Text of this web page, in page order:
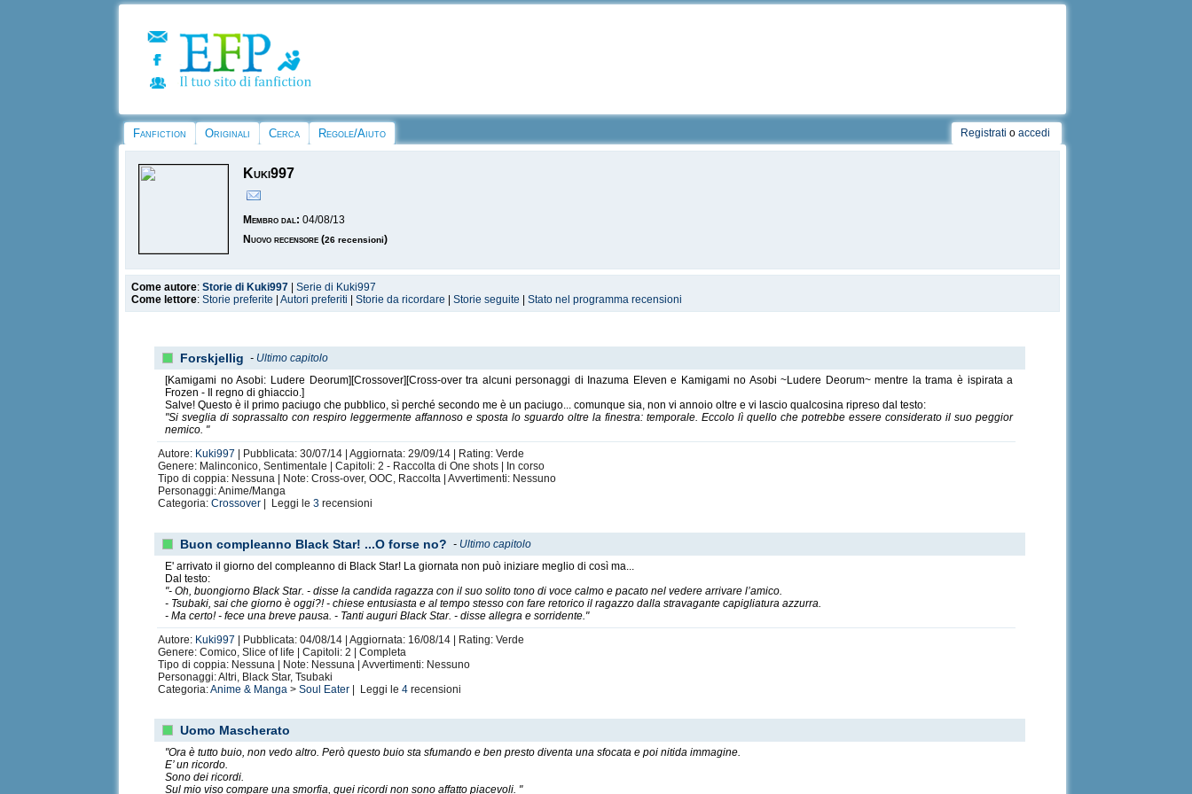
Fanfiction Originali Cerca Regole/Aiuto Registrati o accedi
Kuki997
Membro dal: 04/08/13
Nuovo recensore (26 recensioni)
Come autore:Storie di Kuki997 |Serie di Kuki997
Come lettore:Storie preferite |Autori preferiti |Storie da ricordare |Storie seguite |Stato nel programma recensioni
Forskjellig - Ultimo capitolo
[Kamigami no Asobi: Ludere Deorum][Crossover][Cross-over tra alcuni personaggi di Inazuma Eleven e Kamigami no Asobi ~Ludere Deorum~ mentre la trama è ispirata a
Frozen - Il regno di ghiaccio.]
Salve! Questo è il primo paciugo che pubblico, sì perché secondo me è un paciugo... comunque sia, non vi annoio oltre e vi lascio qualcosina ripreso dal testo:
"Si sveglia di soprassalto con respiro leggermente affannoso e sposta lo sguardo oltre la finestra: temporale. Eccolo lì quello che potrebbe essere considerato il suo peggior
nemico. "
Autore: Kuki997
| Pubblicata: 30/07/14 | Aggiornata: 29/09/14 | Rating: Verde
Genere: Malinconico, Sentimentale | Capitoli: 2 - Raccolta di One shots | In corso
Tipo di coppia: Nessuna | Note: Cross-over, OOC, Raccolta | Avvertimenti: Nessuno
Personaggi: Anime/Manga
Categoria:Crossover | Leggi le3 recensioni
Buon compleanno Black Star! ...O forse no? - Ultimo capitolo
E' arrivato il giorno del compleanno di Black Star! La giornata non può iniziare meglio di così ma...
Dal testo:
"- Oh, buongiorno Black Star. - disse la candida ragazza con il suo solito tono di voce calmo e pacato nel vedere arrivare l’amico.
- Tsubaki, sai che giorno è oggi?! - chiese entusiasta e al tempo stesso con fare retorico il ragazzo dalla stravagante capigliatura azzurra.
- Ma certo! - fece una breve pausa. - Tanti auguri Black Star. - disse allegra e sorridente."
Autore: Kuki997
| Pubblicata: 04/08/14 | Aggiornata: 16/08/14 | Rating: Verde
Genere: Comico, Slice of life | Capitoli: 2 | Completa
Tipo di coppia: Nessuna | Note: Nessuna | Avvertimenti: Nessuno
Personaggi: Altri, Black Star, Tsubaki
Categoria:Anime & Manga >Soul Eater | Leggi le4 recensioni
Uomo Mascherato
"Ora è tutto buio, non vedo altro. Però questo buio sta sfumando e ben presto diventa una sfocata e poi nitida immagine.
E’ un ricordo.
Sono dei ricordi.
Sul mio viso compare una smorfia, quei ricordi non sono affatto piacevoli. "